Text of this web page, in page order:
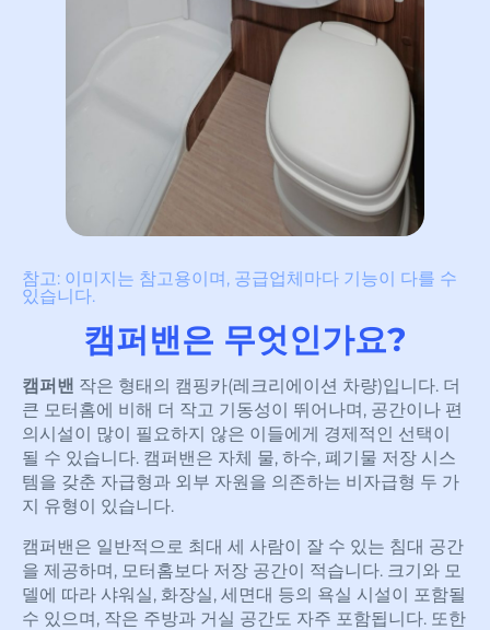
참고: 이미지는 참고용이며, 공급업체마다 기능이 다를 수
있습니다.
캠퍼밴은 무엇인가요?
캠퍼밴 작은 형태의 캠핑카(레크리에이션 차량)입니다. 더
큰 모터홈에 비해 더 작고 기동성이 뛰어나며, 공간이나 편
의시설이 많이 필요하지 않은 이들에게 경제적인 선택이
될 수 있습니다. 캠퍼밴은 자체 물, 하수, 폐기물 저장 시스
템을 갖춘 자급형과 외부 자원을 의존하는 비자급형 두 가
지 유형이 있습니다.
캠퍼밴은 일반적으로 최대 세 사람이 잘 수 있는 침대 공간
을 제공하며, 모터홈보다 저장 공간이 적습니다. 크기와 모
델에 따라 샤워실, 화장실, 세면대 등의 욕실 시설이 포함될
수 있으며, 작은 주방과 거실 공간도 자주 포함됩니다. 또한